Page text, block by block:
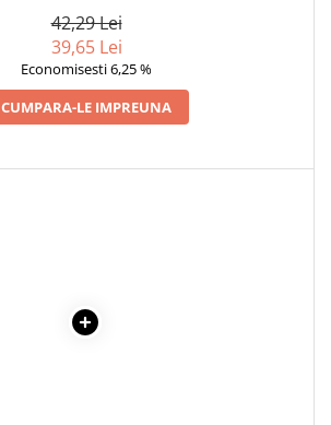
42,29 Lei
39,65 Lei
Economisesti 6,25 %
CUMPARA-LE IMPREUNA